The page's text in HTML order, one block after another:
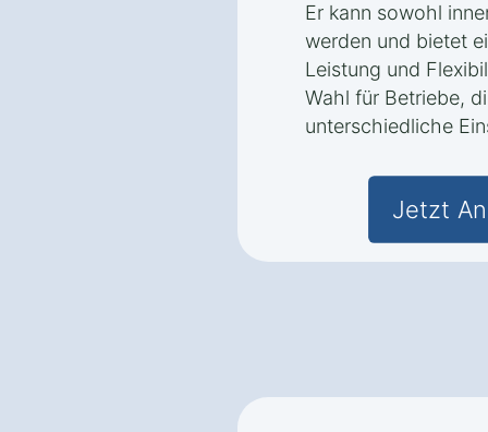
Er kann sowohl
werden und bietet
Leistung und
Wahl für Betriebe,
unterschiedliche
Jetzt